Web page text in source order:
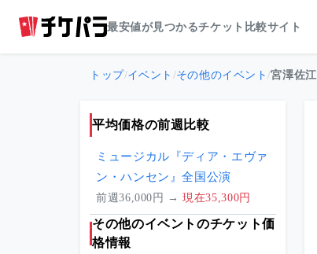
最安値が見つかるチケット比較サイト
トップ/イベント /その他のイベント/宮澤佐江
平均価格の前週比較
ミュージカル『ディア・エヴァ
ン・ハンセン』全国公演
前週36,000円 → 現在35,300円
その他のイベントのチケット価
格情報